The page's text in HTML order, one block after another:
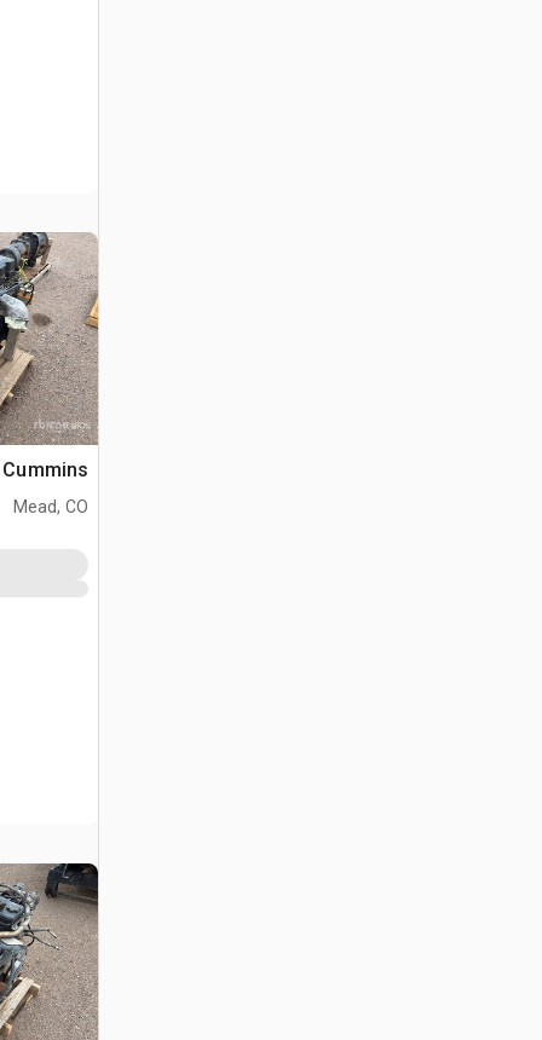
Cummins محرك
Mead, CO